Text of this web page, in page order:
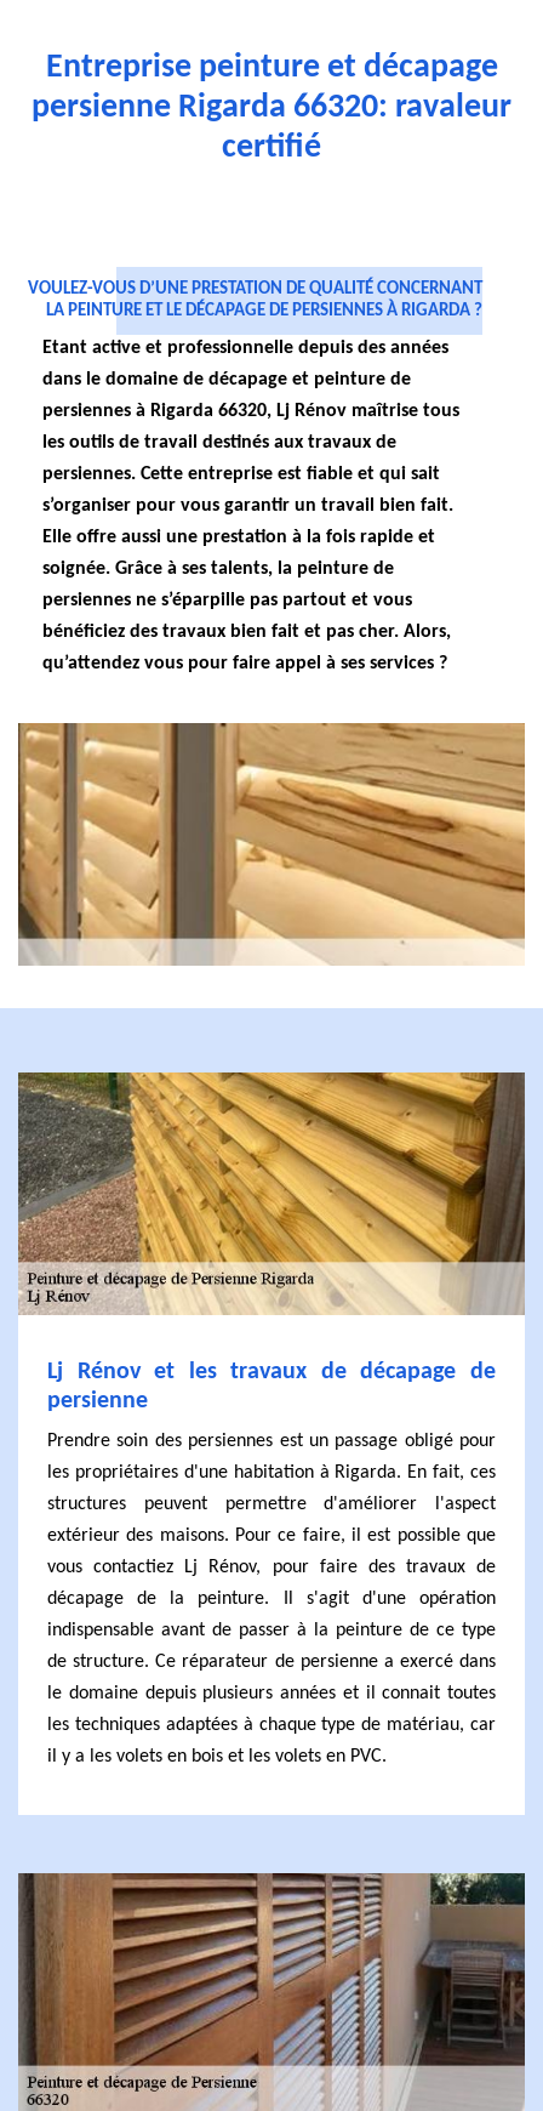
Entreprise peinture et décapage
persienne Rigarda 66320: ravaleur
certifié
VOULEZ-VOUS D’UNE PRESTATION DE QUALITÉ CONCERNANT
LA PEINTURE ET LE DÉCAPAGE DE PERSIENNES À RIGARDA ?
Etant active et professionnelle depuis des années
dans le domaine de décapage et peinture de
persiennes à Rigarda 66320, Lj Rénov maîtrise tous
les outils de travail destinés aux travaux de
persiennes. Cette entreprise est fiable et qui sait
s’organiser pour vous garantir un travail bien fait.
Elle offre aussi une prestation à la fois rapide et
soignée. Grâce à ses talents, la peinture de
persiennes ne s’éparpille pas partout et vous
bénéficiez des travaux bien fait et pas cher. Alors,
qu’attendez vous pour faire appel à ses services ?
Lj Rénov et les travaux de décapage de
persienne
Prendre soin des persiennes est un passage obligé pour
les propriétaires d'une habitation à Rigarda. En fait, ces
structures peuvent permettre d'améliorer l'aspect
extérieur des maisons. Pour ce faire, il est possible que
vous contactiez Lj Rénov, pour faire des travaux de
décapage de la peinture. Il s'agit d'une opération
indispensable avant de passer à la peinture de ce type
de structure. Ce réparateur de persienne a exercé dans
le domaine depuis plusieurs années et il connait toutes
les techniques adaptées à chaque type de matériau, car
il y a les volets en bois et les volets en PVC.